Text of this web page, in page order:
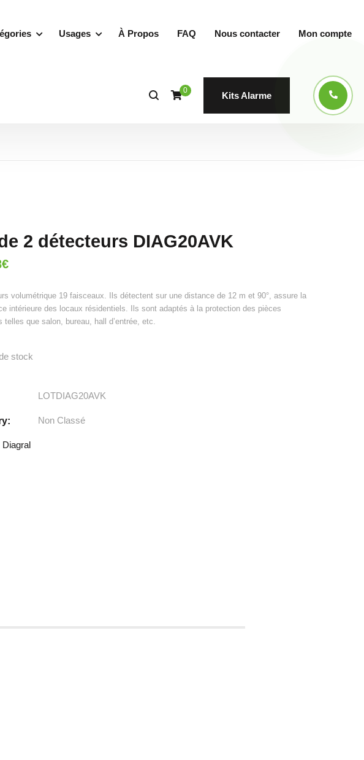
Usages À Propos FAQ Nous contacter Mon compte
0
Kits Alarme
2 détecteurs DIAG20AVK
€
volumétrique 19 faisceaux. Ils détectent sur une distance de 12 m et 90°, assure la
intérieure des locaux résidentiels. Ils sont adaptés à la protection des pièces
telles que salon, bureau, hall d’entrée, etc.
stock
LOTDIAG20AVK
Non Classé
Diagral